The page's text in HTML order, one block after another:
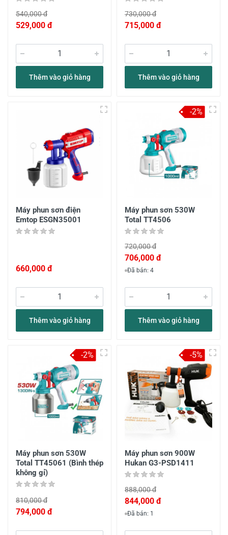
540,000 đ
529,000 đ
Thêm vào giỏ hàng
730,000 đ
715,000 đ
Thêm vào giỏ hàng
Máy phun sơn điện
Emtop ESGN35001
660,000 đ
Thêm vào giỏ hàng
Máy phun sơn 530W
Total TT4506
720,000 đ
706,000 đ
Đã bán: 4
Thêm vào giỏ hàng
-2%
Máy phun sơn 530W
Total TT45061 (Bình thép
không gỉ)
810,000 đ
794,000 đ
-2%
Máy phun sơn 900W
Hukan G3-PSD1411
888,000 đ
844,000 đ
Đã bán: 1
-5%